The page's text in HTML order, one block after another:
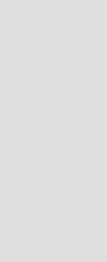
dei giochi
con
gioco con
곤 ha uno stile
di alta
e